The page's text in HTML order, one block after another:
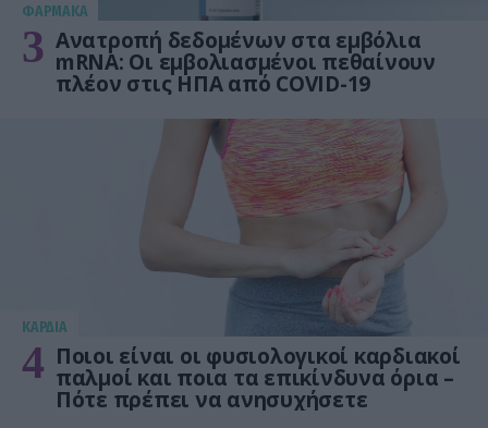
ΦΑΡΜΑΚΑ
3 Ανατροπή δεδομένων στα εμβόλια
mRNA: Οι εμβολιασμένοι πεθαίνουν
πλέον στις ΗΠΑ από COVID-19
KΑΡΔΙΑ
4 Ποιοι είναι οι φυσιολογικοί καρδιακοί
παλμοί και ποια τα επικίνδυνα όρια –
Πότε πρέπει να ανησυχήσετε